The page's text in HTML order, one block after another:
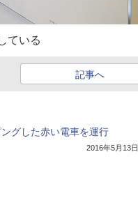
ている
記事へ
グした赤い電車を運行
2016年5月13日